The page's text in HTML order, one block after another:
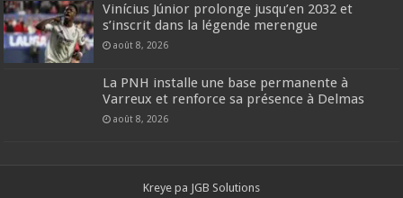
Vinícius Júnior prolonge jusqu’en 2032 et
s’inscrit dans la légende merengue
août 8, 2026
La PNH installe une base permanente à
Varreux et renforce sa présence à Delmas
août 8, 2026
Kreye pa JGB Solutions